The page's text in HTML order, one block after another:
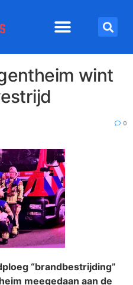
wint
0
“brandbestrijding”
meegedaan aan de